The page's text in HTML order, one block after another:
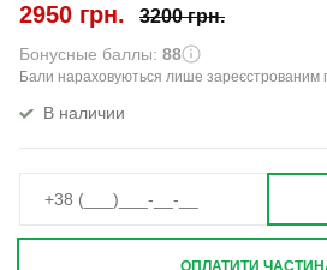
2950 грн. 3200 грн.
Бонусные баллы: 88
Бали нараховуються лише зареєстрованим
В наличии
ОПЛАТИТИ